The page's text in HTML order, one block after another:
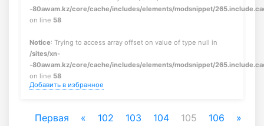
-80awam.kz/core/cache/includes/elements/modsnippet/
on line 58
Notice: Trying to access array offset on value of type null in
/sites/xn-
-80awam.kz/core/cache/includes/elements/modsnippet/
on line 58
Добавить в избранное
Первая « 102 103 104 105 106
»